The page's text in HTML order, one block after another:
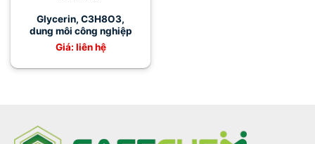
Glycerin, C3H8O3,
dung môi công nghiệp
Giá: liên hệ